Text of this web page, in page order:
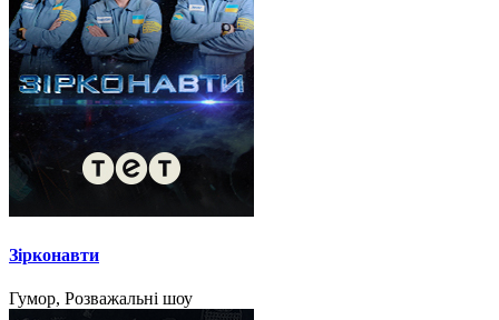
Зірконавти
Гумор, Розважальні шоу